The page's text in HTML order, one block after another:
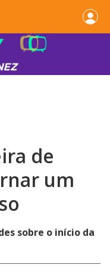
de
um
sobre o início da